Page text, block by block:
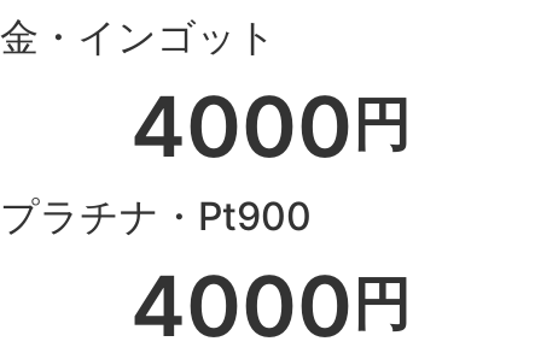
金・インゴット
4000 円
プラチナ・Pt900
4000 円